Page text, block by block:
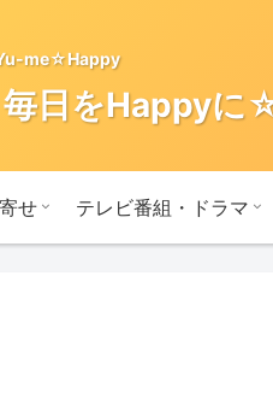
me☆Happy
毎日をHappyに
せ テレビ番組・ドラマ